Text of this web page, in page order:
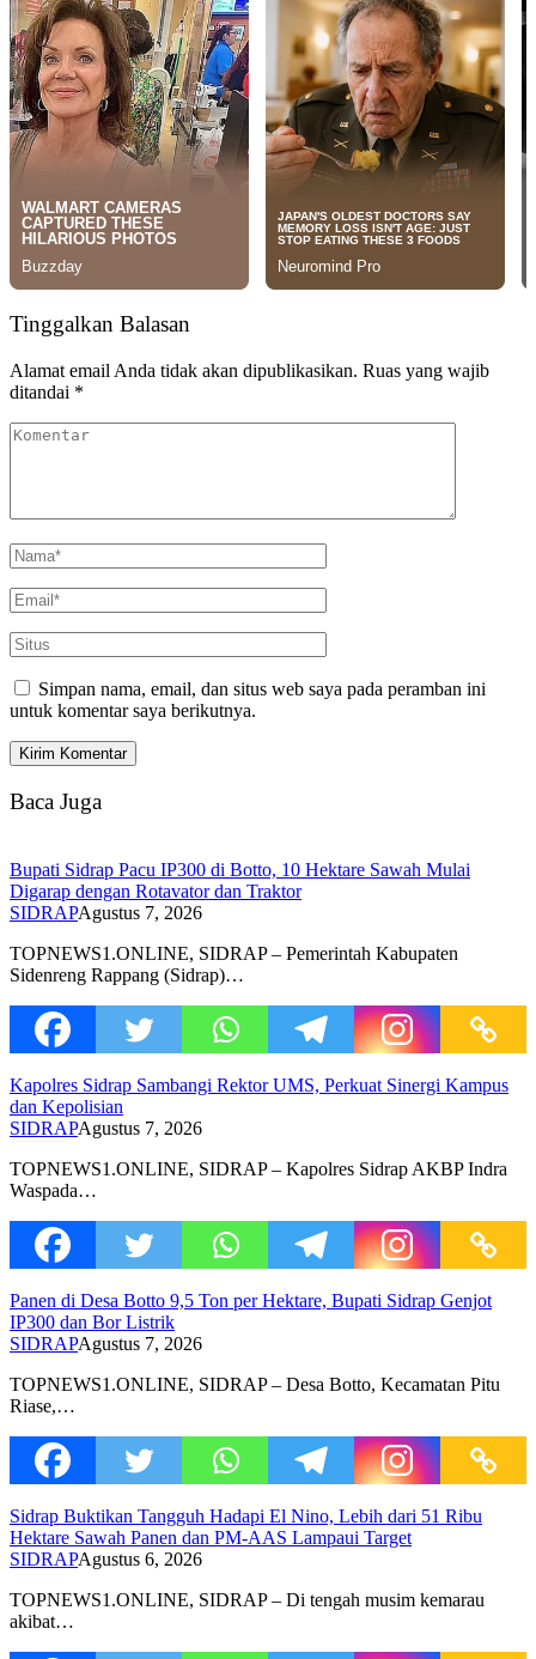
Tinggalkan Balasan
Alamat email Anda tidak akan dipublikasikan. Ruas yang wajib
ditandai *
Simpan nama, email, dan situs web saya pada peramban ini
untuk komentar saya berikutnya.
Baca Juga
Bupati Sidrap Pacu IP300 di Botto, 10 Hektare Sawah Mulai
Digarap dengan Rotavator dan Traktor
SIDRAPAgustus 7, 2026
TOPNEWS1.ONLINE, SIDRAP – Pemerintah Kabupaten
Sidenreng Rappang (Sidrap)…
Kapolres Sidrap Sambangi Rektor UMS, Perkuat Sinergi Kampus
dan Kepolisian
SIDRAPAgustus 7, 2026
TOPNEWS1.ONLINE, SIDRAP – Kapolres Sidrap AKBP Indra
Waspada…
Panen di Desa Botto 9,5 Ton per Hektare, Bupati Sidrap Genjot
IP300 dan Bor Listrik
SIDRAPAgustus 7, 2026
TOPNEWS1.ONLINE, SIDRAP – Desa Botto, Kecamatan Pitu
Riase,…
Sidrap Buktikan Tangguh Hadapi El Nino, Lebih dari 51 Ribu
Hektare Sawah Panen dan PM-AAS Lampaui Target
SIDRAPAgustus 6, 2026
TOPNEWS1.ONLINE, SIDRAP – Di tengah musim kemarau
akibat…